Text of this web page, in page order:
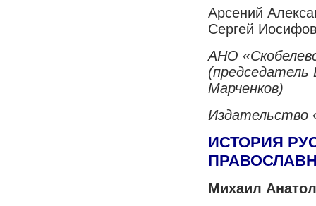
Арсений
Сергей
АНО
(председатель
Марченков)
Издательство
ИСТОРИЯ
Михаил